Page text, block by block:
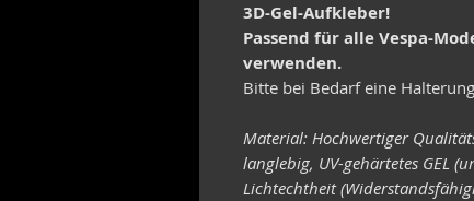
3D-Gel-Aufkleber!
Passend für alle Vespa-
verwenden.
Bitte bei Bedarf eine
Material: Hochwertiger
langlebig, UV-gehärtetes GEL
Lichtechtheit